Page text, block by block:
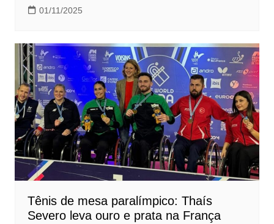
01/11/2025
Tênis de mesa paralímpico: Thaís
Severo leva ouro e prata na França